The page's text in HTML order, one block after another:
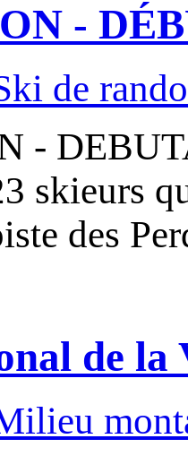
-
de
-
skieurs
des
de la